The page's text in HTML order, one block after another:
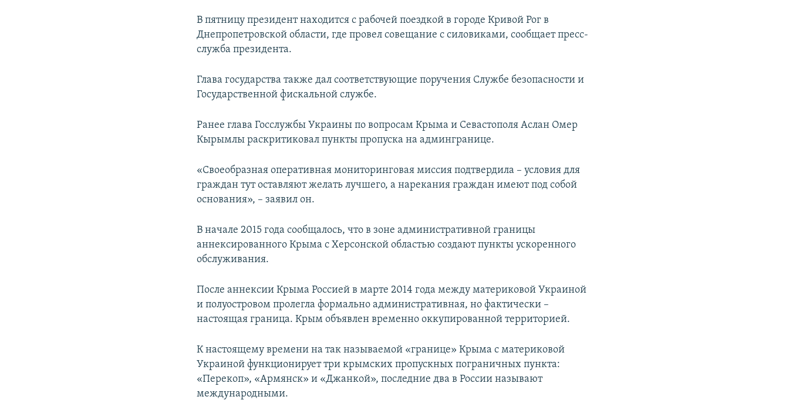
В пятницу президент находится с рабочей поездкой в городе Кривой Рог в
Днепропетровской области, где провел совещание с силовиками, сообщает пресс-
служба президента.
Глава государства также дал соответствующие поручения Службе безопасности и
Государственной фискальной службе.
Ранее глава Госслужбы Украины по вопросам Крыма и Севастополя Аслан Омер
Кырымлы раскритиковал пункты пропуска на админгранице.
«Своеобразная оперативная мониторинговая миссия подтвердила – условия для
граждан тут оставляют желать лучшего, а нарекания граждан имеют под собой
основания», – заявил он.
В начале 2015 года сообщалось, что в зоне административной границы
аннексированного Крыма с Херсонской областью создают пункты ускоренного
обслуживания.
После аннексии Крыма Россией в марте 2014 года между материковой Украиной
и полуостровом пролегла формально административная, но фактически –
настоящая граница. Крым объявлен временно оккупированной территорией.
К настоящему времени на так называемой «границе» Крыма с материковой
Украиной функционирует три крымских пропускных пограничных пункта:
«Перекоп», «Армянск» и «Джанкой», последние два в России называют
международными.